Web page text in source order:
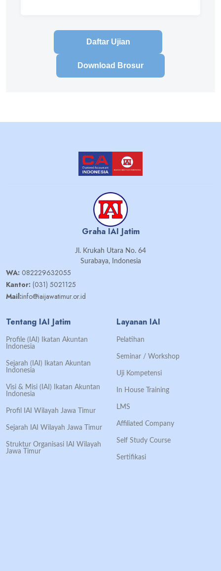
Daftar Ujian
Download Brosur
Graha IAI Jatim
Jl. Krukah Utara No. 64
Surabaya, Indonesia
WA: 082229632055
Kantor: (031) 5021125
Mail:info@iaijawatimur.or.id
Tentang IAI Jatim
Profile (IAI) Ikatan Akuntan
Indonesia
Sejarah (IAI) Ikatan Akuntan
Indonesia
Visi & Misi (IAI) Ikatan Akuntan
Indonesia
Profil IAI Wilayah Jawa Timur
Sejarah IAI Wilayah Jawa Timur
Struktur Organisasi IAI Wilayah
Jawa Timur
Layanan IAI
Pelatihan
Seminar / Workshop
Uji Kompetensi
In House Training
LMS
Affiliated Company
Self Study Course
Sertifikasi